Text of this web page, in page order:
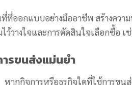
ที่ออกแบบอย่างมืออาชีพ สร้างควา
ไว้วางใจและการตัดสินใจเลือกซื้
ารขนส่งแม่นยำ
กิจการหรือธุรกิจใดที่ใช้การขนส่